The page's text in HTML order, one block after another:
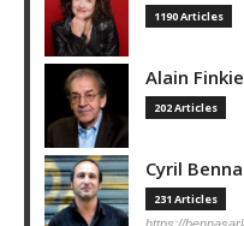
1190 Articles
Alain
202 Articles
Cyril
231 Articles